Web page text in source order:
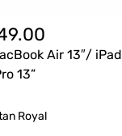
Air 13″/ iPad
13”
Royal